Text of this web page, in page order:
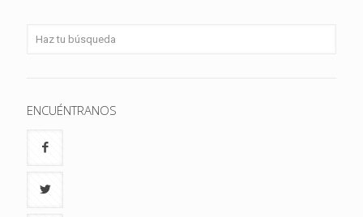
ENCUÉNTRANOS